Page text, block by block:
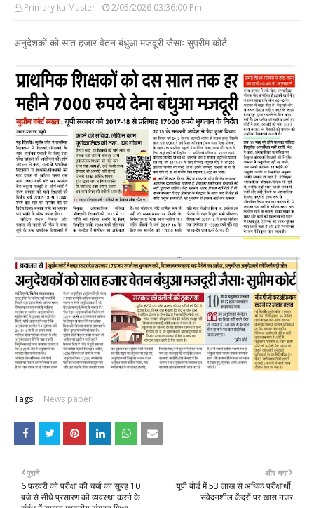
Primary ka Master 2/05/2026 03:36:00 Pm
अनुदेशकों को सात हजार वेतन बंधुआ मजदूरी जैसाः सुप्रीम कोर्ट
Tags: News paper
और नया
यूपी बोर्ड में 53 लाख से अधिक परीक्षार्थी,
संवेदनशील केंद्रों पर खास नजर
पुराने
6 फरवरी को परीक्षा की चर्चा का सुबह 10
बजे से सीधे प्रसारण की व्यवस्था करने के